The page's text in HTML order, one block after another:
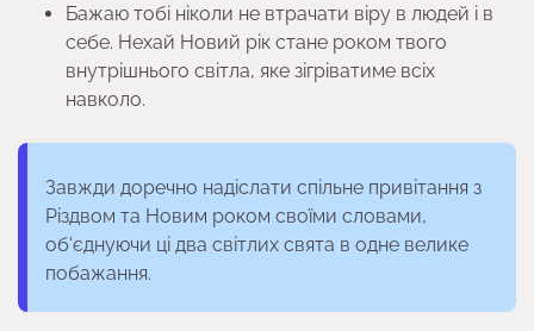
Бажаю тобі ніколи не втрачати віру в людей і в
себе. Нехай Новий рік стане роком твого
внутрішнього світла, яке зігріватиме всіх
навколо.
Завжди доречно надіслати спільне привітання з
Різдвом та Новим роком своїми словами,
об'єднуючи ці два світлих свята в одне велике
побажання.